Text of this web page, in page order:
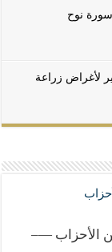
نوح
لأغراض زراعة
من الأحزاب —–